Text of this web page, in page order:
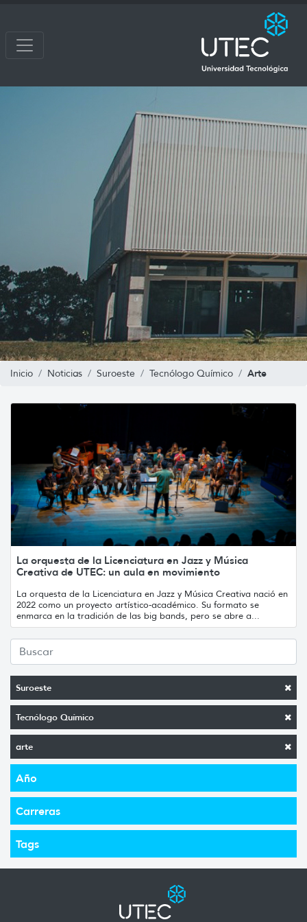
Inicio Noticias Suroeste Tecnólogo Químico Arte
Suroeste
Tecnólogo Químico
arte
Año
Carreras
Tags
La orquesta de la Licenciatura en Jazz y Música
Creativa de UTEC: un aula en movimiento
La orquesta de la Licenciatura en Jazz y Música Creativa nació en
2022 como un proyecto artístico-académico. Su formato se
enmarca en la tradición de las big bands, pero se abre a...